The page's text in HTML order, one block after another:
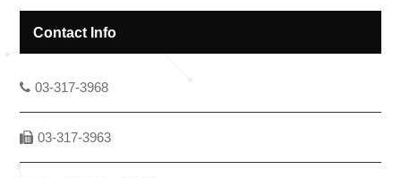
Contact Info
03-317-3968
03-317-3963